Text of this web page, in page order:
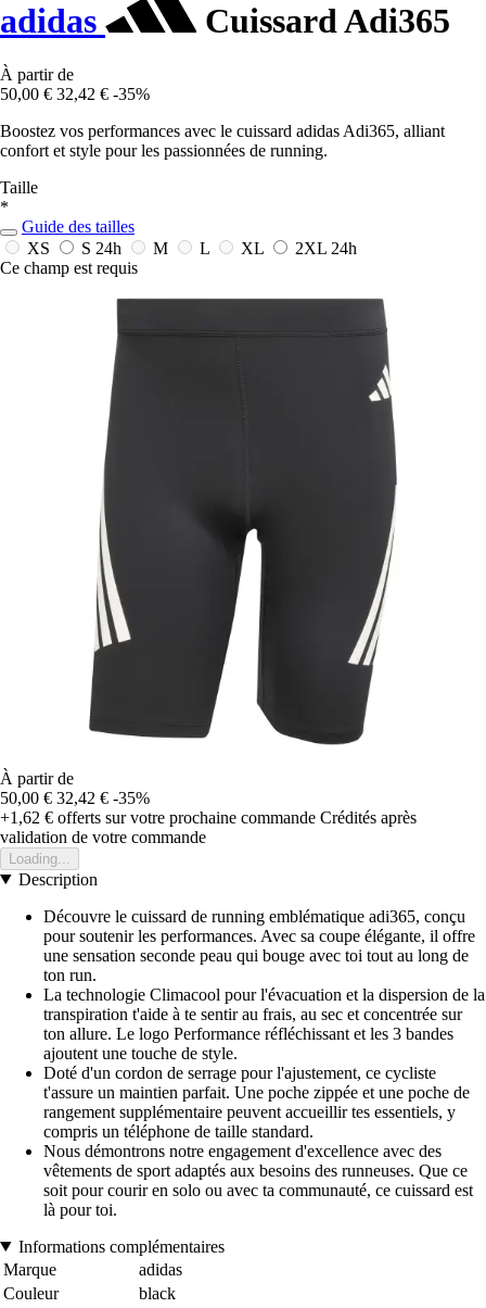
adidas Cuissard Adi365
À partir de
50,00 € 32,42 € -35%
Boostez vos performances avec le cuissard adidas Adi365, alliant
confort et style pour les passionnées de running.
Taille
*
Guide des tailles
XS
S 24h M L XL 2XL 24h
Ce champ est requis
À partir de
50,00 € 32,42 € -35%
+1,62 € offerts sur votre prochaine commande Crédités après
validation de votre commande
Loading...
Description
Découvre le cuissard de running emblématique adi365, conçu
pour soutenir les performances. Avec sa coupe élégante, il offre
une sensation seconde peau qui bouge avec toi tout au long de
ton run.
La technologie Climacool pour l'évacuation et la dispersion de la
transpiration t'aide à te sentir au frais, au sec et concentrée sur
ton allure. Le logo Performance réfléchissant et les 3 bandes
ajoutent une touche de style.
Doté d'un cordon de serrage pour l'ajustement, ce cycliste
t'assure un maintien parfait. Une poche zippée et une poche de
rangement supplémentaire peuvent accueillir tes essentiels, y
compris un téléphone de taille standard.
Nous démontrons notre engagement d'excellence avec des
vêtements de sport adaptés aux besoins des runneuses. Que ce
soit pour courir en solo ou avec ta communauté, ce cuissard est
là pour toi.
Informations complémentaires
Marque
adidas
Couleur
black